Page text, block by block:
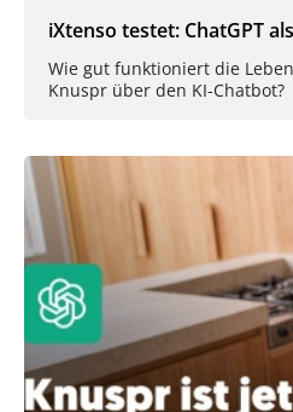
iXtenso testet: ChatGPT
Wie gut funktioniert die
Knuspr über den KI-Chatbot?